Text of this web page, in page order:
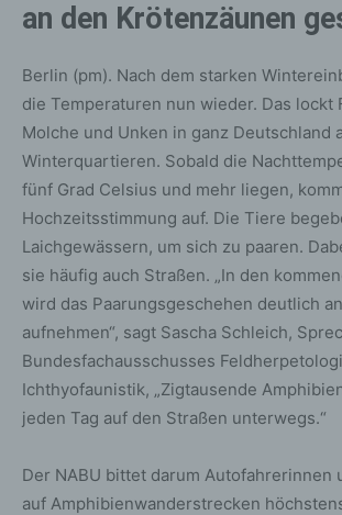
an den Krötenzäunen
Berlin (pm). Nach dem starken
die Temperaturen nun wieder. Das lockt
Molche und Unken in ganz Deutschland
Winterquartieren. Sobald die
fünf Grad Celsius und mehr liegen,
Hochzeitsstimmung auf. Die Tiere
Laichgewässern, um sich zu paaren.
sie häufig auch Straßen. „In den
wird das Paarungsgeschehen deutlich
aufnehmen“, sagt Sascha Schleich,
Bundesfachausschusses
Ichthyofaunistik, „Zigtausende
jeden Tag auf den Straßen unterwegs.“
Der NABU bittet darum Autofahrerinnen
auf Amphibienwanderstrecken